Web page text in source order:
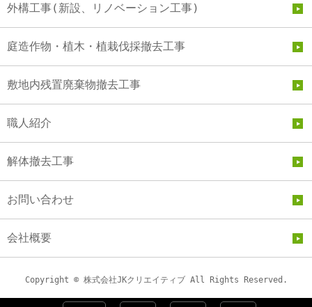
外構工事(新設、リノベーション工事)
庭造作物・植木・植栽伐採撤去工事
敷地内残置廃棄物撤去工事
職人紹介
解体撤去工事
お問い合わせ
会社概要
Copyright © 株式会社JKクリエイティブ All Rights Reserved.